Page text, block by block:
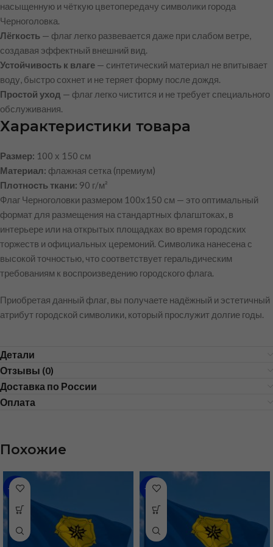
насыщенную и чёткую цветопередачу символики города
Черноголовка.
Лёгкость — флаг легко развевается даже при слабом ветре,
создавая эффектный внешний вид.
Устойчивость к влаге — синтетический материал не впитывает
воду, быстро сохнет и не теряет форму после дождя.
Простой уход — флаг легко чистится и не требует специального
обслуживания.
Характеристики товара
Размер: 100 х 150 см
Материал: флажная сетка (премиум)
Плотность ткани: 90 г/м²
Флаг Черноголовки размером 100х150 см — это оптимальный
формат для размещения на стандартных флагштоках, в
интерьере или на открытых площадках во время городских
торжеств и официальных церемоний. Символика нанесена с
высокой точностью, что соответствует геральдическим
требованиям к воспроизведению городского флага.
Приобретая данный флаг, вы получаете надёжный и эстетичный
атрибут городской символики, который прослужит долгие годы.
Детали
Отзывы (0)
Доставка по России
Оплата
Похожие
-48% -46%